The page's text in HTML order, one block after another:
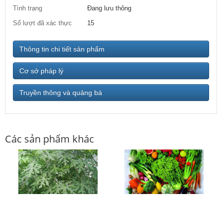
Tình trạng
Đang lưu thông
Số lượt đã xác thực
15
Thông tin chi tiết sản phẩm
Cơ sở pháp lý
Truyền thông và quảng bá
Các sản phẩm khác